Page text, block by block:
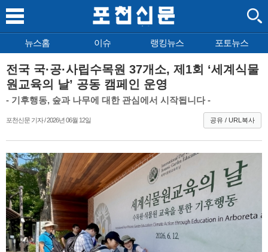
뉴스홈 이슈 랭킹뉴스 포토뉴스
전국 국·공·사립수목원 37개소, 제1회 ‘세계식물
원교육의 날’ 공동 캠페인 운영
- 기후행동, 숲과 나무에 대한 관심에서 시작됩니다 -
포천신문 기자 / 2026년 06월 12일 공유 / URL복사